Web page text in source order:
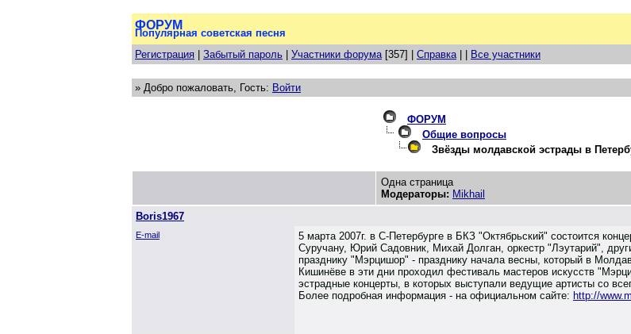
ФОРУМ
Популярная советская песня
Регистрация
Забытый пароль Участники форума[357] | Справка| | Все участники
» Добро пожаловать, Гость: Войти
ФОРУМ
Общие вопросы
Звёзды молдавской эстрады в
Одна страница
Модераторы: Mikhail
Boris1967
E-mail
5 марта 2007г. в С-Петербурге в БКЗ "Октябрьский" состоится
Суручану, Юрий Садовник, Михай Долган, оркестр "Лэутарий",
празднику "Мэрцишор" - празднику начала весны, который в
Кишинёве в эти дни проходил фестиваль мастеров искусств
эстрадные концерты, в которых выступали ведущие артисты со
Более подробная информация - на официальном сайте: http://